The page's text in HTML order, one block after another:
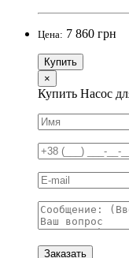
Цена: 7 860 грн
Купить
×
Купить Насос
Заказать